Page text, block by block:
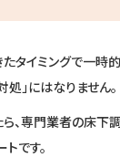
タイミングで一時
処」にはなりません。
、専門業者の床
です。